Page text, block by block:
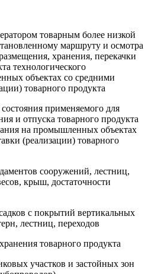
товарным более низкой
маршруту и осмотра
хранения, перекачки
технологического
объектах со средними
товарного продукта
применяемого для
и отпуска товарного продукта
на промышленных объектах
(реализации) товарного
сооружений, лестниц,
крыш, достаточности
с покрытий вертикальных
лестниц, переходов
товарного продукта
участков и застойных зон